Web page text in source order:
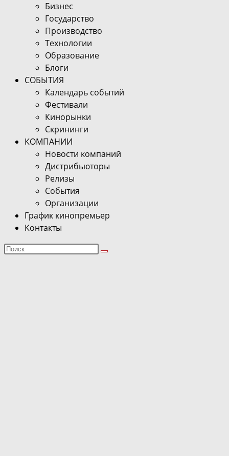
Бизнес
Государство
Производство
Технологии
Образование
Блоги
СОБЫТИЯ
Календарь событий
Фестивали
Кинорынки
Скрининги
КОМПАНИИ
Новости компаний
Дистрибьюторы
Релизы
События
Организации
График кинопремьер
Контакты
Поиск